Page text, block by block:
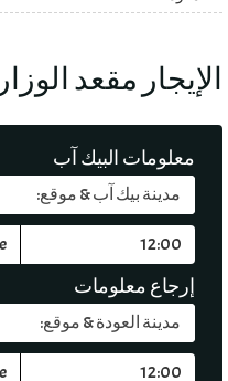
الإيجار مقعد
معلومات البيك آب
مدينة بيك آب & موقع:
إرجاع معلومات
مدينة العودة & موقع: